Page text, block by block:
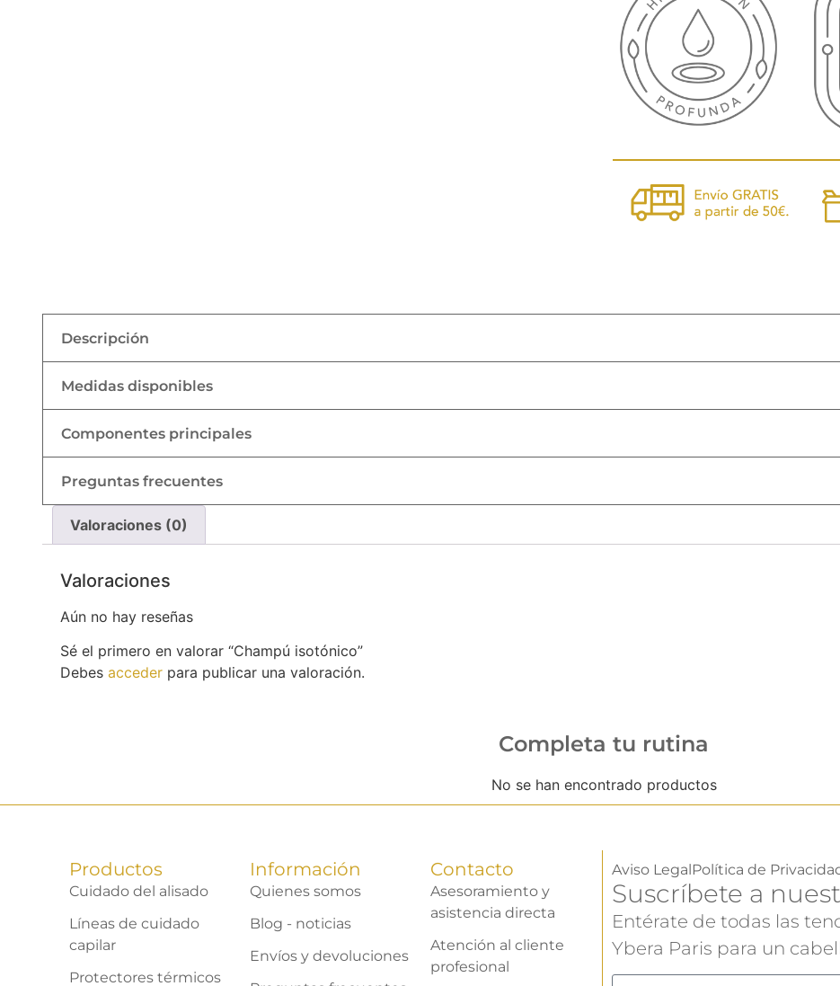
Descripción
Medidas disponibles
Componentes principales
Preguntas frecuentes
Valoraciones (0)
Valoraciones
Aún no hay reseñas
Sé el primero en valorar “Champú isotónico”
Debes acceder para publicar una valoración.
Completa tu rutina
No se han encontrado productos
Productos
Cuidado del alisado
Líneas de cuidado
capilar
Protectores térmicos
Información
Quienes somos
Blog - noticias
Envíos y devoluciones
Contacto
Asesoramiento y
asistencia directa
Atención al cliente
profesional
Aviso LegalPolítica de
Suscríbete a
Entérate de todas las
Ybera Paris para un